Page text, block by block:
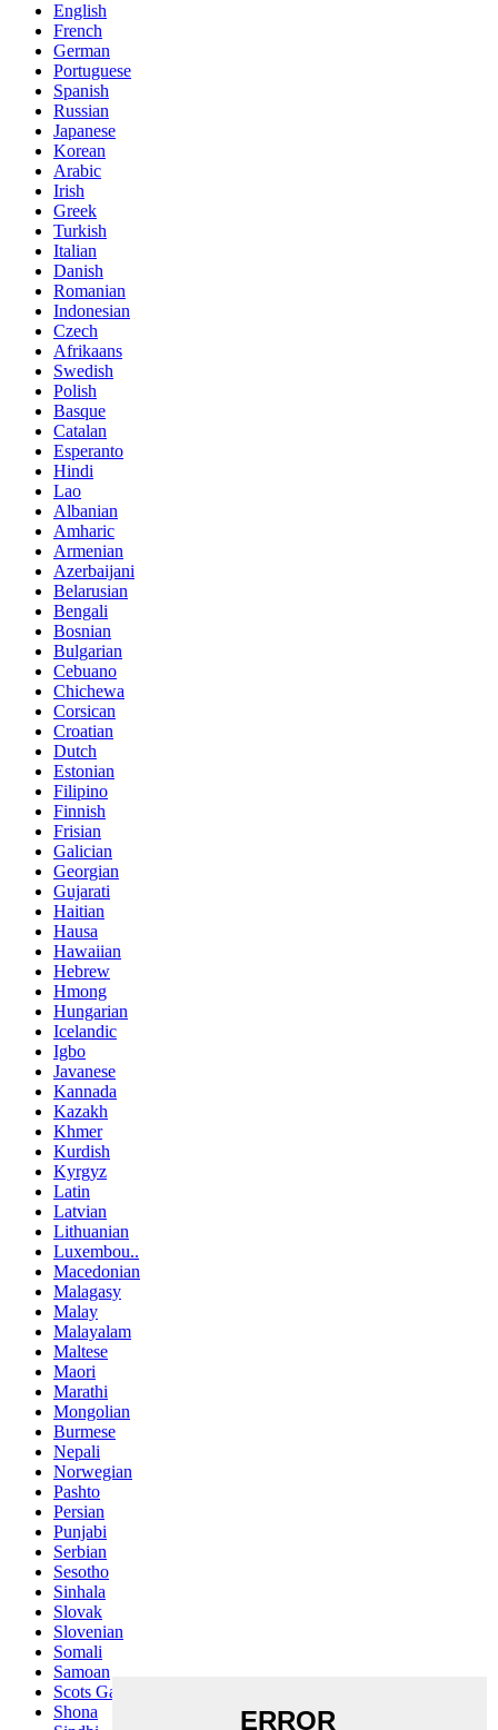
English
French
German
Portuguese
Spanish
Russian
Japanese
Korean
Arabic
Irish
Greek
Turkish
Italian
Danish
Romanian
Indonesian
Czech
Afrikaans
Swedish
Polish
Basque
Catalan
Esperanto
Hindi
Lao
Albanian
Amharic
Armenian
Azerbaijani
Belarusian
Bengali
Bosnian
Bulgarian
Cebuano
Chichewa
Corsican
Croatian
Dutch
Estonian
Filipino
Finnish
Frisian
Galician
Georgian
Gujarati
Haitian
Hausa
Hawaiian
Hebrew
Hmong
Hungarian
Icelandic
Igbo
Javanese
Kannada
Kazakh
Khmer
Kurdish
Kyrgyz
Latin
Latvian
Lithuanian
Luxembou..
Macedonian
Malagasy
Malay
Malayalam
Maltese
Maori
Marathi
Mongolian
Burmese
Nepali
Norwegian
Pashto
Persian
Punjabi
Serbian
Sesotho
Sinhala
Slovak
Slovenian
Somali
Samoan
Scots Gaelic
Shona